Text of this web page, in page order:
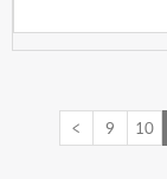
< 9 10